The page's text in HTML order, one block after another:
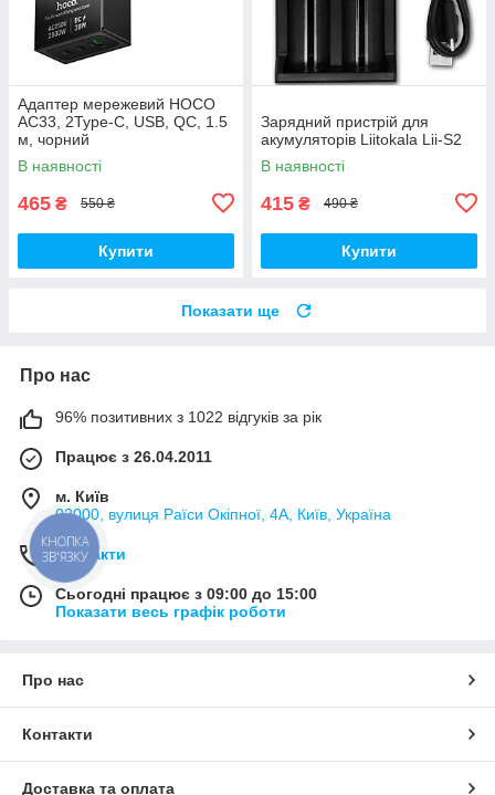
Адаптер мережевий HOCO
AC33, 2Type-C, USB, QC, 1.5
м, чорний
В наявності
465 ₴ 550 ₴
Купити
Зарядний пристрій для
акумуляторів Liitokala Lii-S2
В наявності
415 ₴ 490 ₴
Купити
Показати ще
Про нас
96% позитивних з 1022 відгуків за рік
Працює з 26.04.2011
м. Київ
02000, вулиця Раїси Окіпної, 4А, Київ, Україна
Контакти
Сьогодні працює з 09:00 до 15:00
Показати весь графік роботи
Про нас
Контакти
Доставка та оплата
КНОПКА
ЗВ'ЯЗКУ